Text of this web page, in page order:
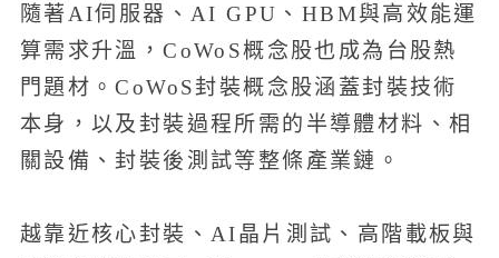
隨著AI伺服器、AI GPU、HBM與高效能運
算需求升溫，CoWoS概念股也成為台股熱
門題材。CoWoS封裝概念股涵蓋封裝技術
本身，以及封裝過程所需的半導體材料、相
關設備、封裝後測試等整條產業鏈。
越靠近核心封裝、AI晶片測試、高階載板與